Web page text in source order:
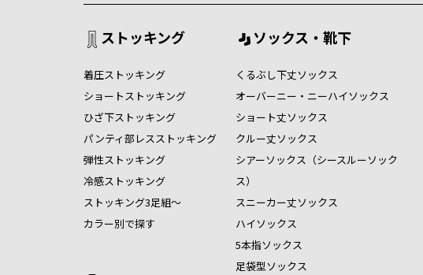
ストッキング
着圧ストッキング
ショートストッキング
ひざ下ストッキング
パンティ部レスストッキング
弾性ストッキング
冷感ストッキング
ストッキング3足組～
カラー別で探す
ソックス・靴下
くるぶし下丈ソックス
オーバーニー・ニーハイソックス
ショート丈ソックス
クルー丈ソックス
シアーソックス（シースルーソック
ス）
スニーカー丈ソックス
ハイソックス
5本指ソックス
足袋型ソックス